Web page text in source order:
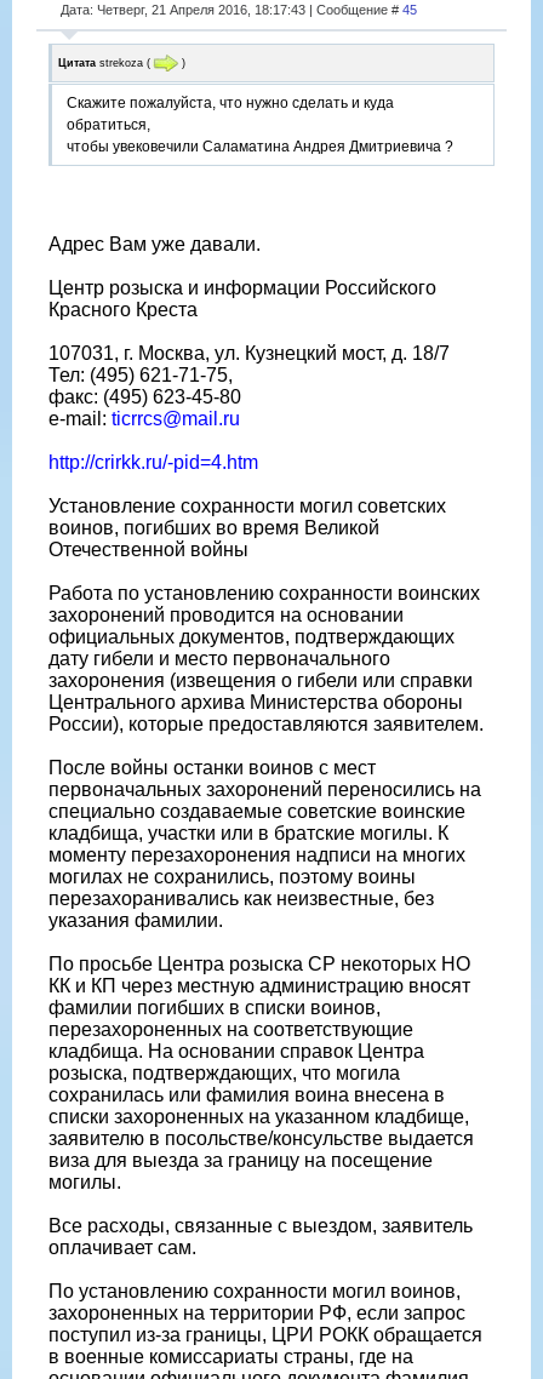
Дата: Четверг, 21 Апреля 2016, 18:17:43 | Сообщение # 45
Цитата strekoza ( )
Скажите пожалуйста, что нужно сделать и куда
обратиться,
чтобы увековечили Саламатина Андрея Дмитриевича ?
Адрес Вам уже давали.
Центр розыска и информации Российского
Красного Креста
107031, г. Москва, ул. Кузнецкий мост, д. 18/7
Тел: (495) 621-71-75,
факс: (495) 623-45-80
e-mail: ticrrcs@mail.ru
http://crirkk.ru/-pid=4.htm
Установление сохранности могил советских
воинов, погибших во время Великой
Отечественной войны
Работа по установлению сохранности воинских
захоронений проводится на основании
официальных документов, подтверждающих
дату гибели и место первоначального
захоронения (извещения о гибели или справки
Центрального архива Министерства обороны
России), которые предоставляются заявителем.
После войны останки воинов с мест
первоначальных захоронений переносились на
специально создаваемые советские воинские
кладбища, участки или в братские могилы. К
моменту перезахоронения надписи на многих
могилах не сохранились, поэтому воины
перезахоранивались как неизвестные, без
указания фамилии.
По просьбе Центра розыска СР некоторых НО
КК и КП через местную администрацию вносят
фамилии погибших в списки воинов,
перезахороненных на соответствующие
кладбища. На основании справок Центра
розыска, подтверждающих, что могила
сохранилась или фамилия воина внесена в
списки захороненных на указанном кладбище,
заявителю в посольстве/консульстве выдается
виза для выезда за границу на посещение
могилы.
Все расходы, связанные с выездом, заявитель
оплачивает сам.
По установлению сохранности могил воинов,
захороненных на территории РФ, если запрос
поступил из-за границы, ЦРИ РОКК обращается
в военные комиссариаты страны, где на